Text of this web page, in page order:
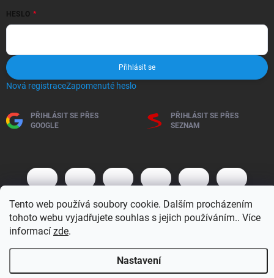
Tento web používá soubory cookie. Dalším procházením
tohoto webu vyjadřujete souhlas s jejich používáním.. Více
informací zde.
Nastavení
HESLO
Přihlásit se
Nová registraceZapomenuté heslo
PŘIHLÁSIT SE PŘES
GOOGLE
PŘIHLÁSIT SE PŘES
SEZNAM
Copyright 2026BM MOTO s.r.o.. Všechna práva vyhrazena.Upravit
nastavení cookies